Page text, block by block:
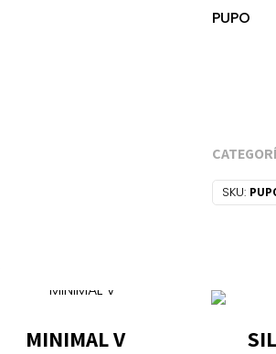
PUPO
SKU:
MINIMAL V